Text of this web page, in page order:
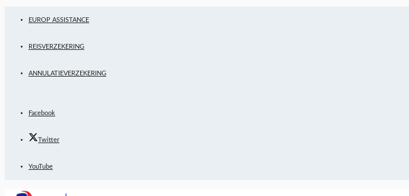
EUROP ASSISTANCE
REISVERZEKERING
ANNULATIEVERZEKERING
Facebook
Twitter
YouTube